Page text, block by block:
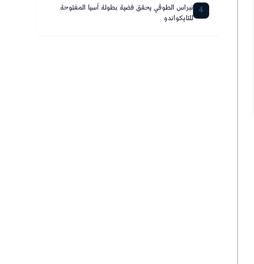
4 نبراس الطوقي يحقق فضية بطولة آسيا المفتوحة
للتايكواندو